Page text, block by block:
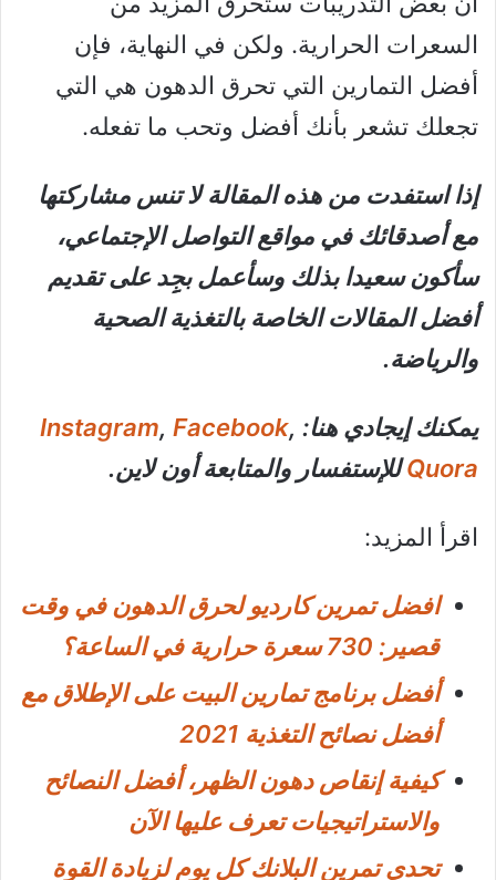
السعرات الحرارية. ولكن في النهاية، فإن
أفضل التمارين التي تحرق الدهون هي التي
تجعلك تشعر بأنك أفضل وتحب ما تفعله.
إذا استفدت من هذه المقالة لا تنس مشاركتها
مع أصدقائك في مواقع التواصل الإجتماعي،
سأكون سعيدا بذلك وسأعمل بجِِد على تقديم
أفضل المقالات الخاصة بالتغذية الصحية
والرياضة.
يمكنك إيجادي هنا: Instagram, Facebook,
Quoraللإستفسار والمتابعة أون لاين.
اقرأ المزيد:
افضل تمرين كارديو لحرق الدهون في وقت
قصير: 730 سعرة حرارية في الساعة؟
أفضل برنامج تمارين البيت على الإطلاق مع
أفضل نصائح التغذية 2021
كيفية إنقاص دهون الظهر، أفضل النصائح
والاستراتيجيات تعرف عليها الآن
تحدي تمرين البلانك كل يوم لزيادة القوة